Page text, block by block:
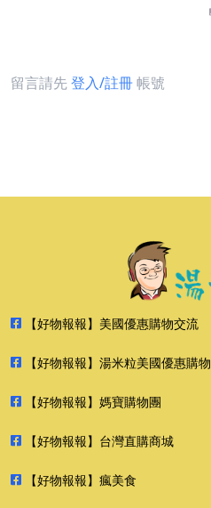
留言請先登入/註冊帳號
【好物報報】美國優惠購物交流
【好物報報】湯米粒美國優惠購物
【好物報報】媽寶購物團
【好物報報】台灣直購商城
【好物報報】瘋美食